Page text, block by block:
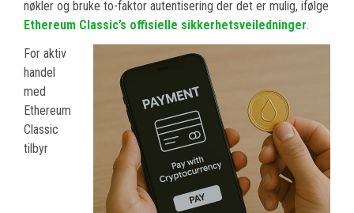
nøkler og bruke to-faktor autentisering der det er mulig, ifølge
Ethereum Classic’s offisielle sikkerhetsveiledninger.
For aktiv
handel
med
Ethereum
Classic
tilbyr